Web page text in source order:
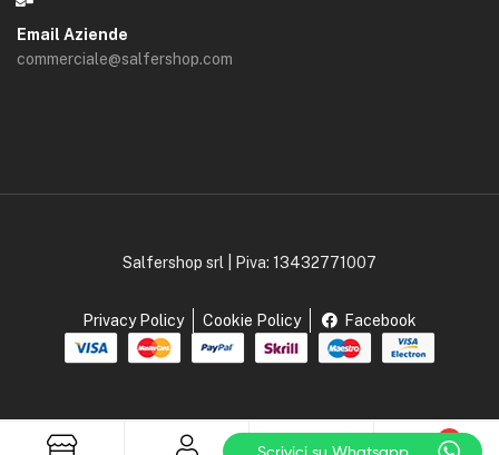
Email Aziende
commerciale@salfershop.com
Salfershop srl | Piva: 13432771007
Privacy Policy Cookie Policy Facebook
0
Scrivici su Whatsapp